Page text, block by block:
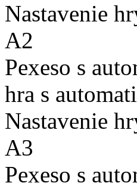
Nastavenie
A2
Pexeso s
hra s
Nastavenie
A3
Pexeso s